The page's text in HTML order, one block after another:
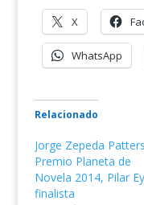
X
WhatsApp
Relacionado
Jorge Zepeda
Premio Planeta de
Novela 2014, Pilar
finalista